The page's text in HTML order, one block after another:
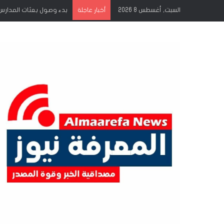
السبت, أغسطس 8 2026 أخبار عاجلة إشراقات الجمعة